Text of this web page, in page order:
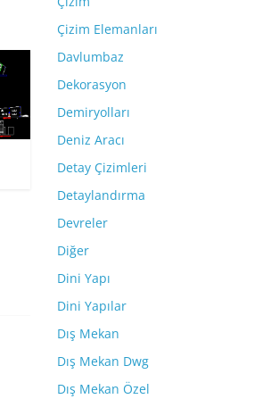
Çizim Elemanları
Davlumbaz
Dekorasyon
Demiryolları
Deniz Aracı
Detay Çizimleri
Detaylandırma
Devreler
Diğer
Dini Yapı
Dini Yapılar
Dış Mekan
Dış Mekan Dwg
Dış Mekan Özel